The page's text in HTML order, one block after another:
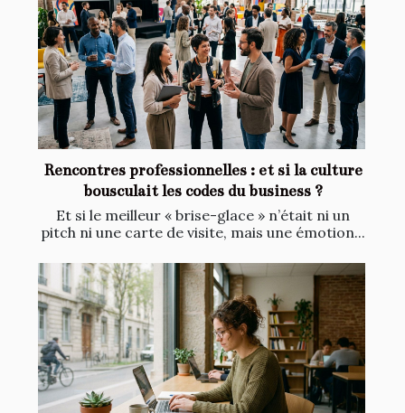
Rencontres professionnelles : et si la culture
bousculait les codes du business ?
Et si le meilleur « brise-glace » n’était ni un
pitch ni une carte de visite, mais une émotion...